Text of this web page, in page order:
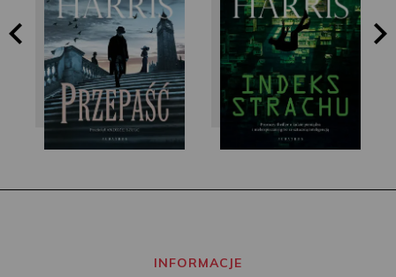
Robert Harris Robert Harris
INFORMACJE